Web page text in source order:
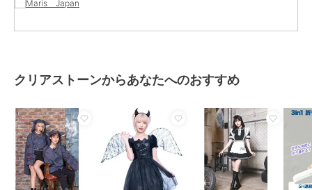
クリアストーンからあなたへのおすすめ